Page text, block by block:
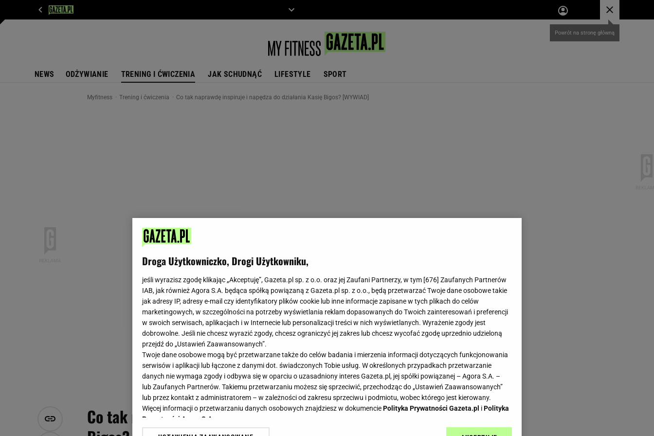
NEWS ODŻYWIANIE TRENING I ĆWICZENIA JAK SCHUDNĄĆ LIFESTYLE SPORT
Myfitness Trening i ćwiczenia Co tak naprawdę inspiruje i napędza do działania Kasię Bigos? [WYWIAD]
Co tak naprawdę inspiruje i napędza do działania Kasię
Droga Użytkowniczko, Drogi Użytkowniku,
jeśli wyrazisz zgodę klikając „Akceptuję”, Gazeta.pl sp. z o.o. oraz jej Zaufani Partnerzy, w tym [676] Zaufanych Partnerów
IAB, jak również Agora S.A. będąca spółką powiązaną z Gazeta.pl sp. z o.o., będą przetwarzać Twoje dane osobowe takie
jak adresy IP, adresy e-mail czy identyfikatory plików cookie lub inne informacje zapisane w tych plikach do celów
marketingowych, w szczególności na potrzeby wyświetlania reklam dopasowanych do Twoich zainteresowań i preferencji
w swoich serwisach, aplikacjach i w Internecie lub personalizacji treści w nich wyświetlanych. Wyrażenie zgody jest
dobrowolne. Jeśli nie chcesz wyrazić zgody, chcesz ograniczyć jej zakres lub chcesz wycofać zgodę uprzednio udzieloną
przejdź do „Ustawień Zaawansowanych”.
Twoje dane osobowe mogą być przetwarzane także do celów badania i mierzenia informacji dotyczących funkcjonowania
serwisów i aplikacji lub łączone z danymi dot. świadczonych Tobie usług. W określonych przypadkach przetwarzanie
danych nie wymaga zgody i odbywa się w oparciu o uzasadniony interes Gazeta.pl, jej spółki powiązanej – Agora S.A. –
lub Zaufanych Partnerów. Takiemu przetwarzaniu możesz się sprzeciwić, przechodząc do „Ustawień Zaawansowanych”
lub przez kontakt z administratorem – w zależności od zakresu sprzeciwu i podmiotu, wobec którego jest kierowany.
Więcej informacji o przetwarzaniu danych osobowych znajdziesz w dokumenciePolityka Prywatności Gazeta.pl iPolityka
Prywatności Agora S.A.